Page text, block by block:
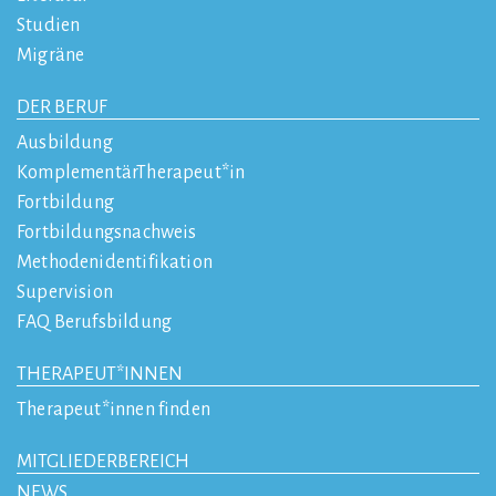
Studien
Migräne
DER BERUF
Ausbildung
KomplementärTherapeut*in
Fortbildung
Fortbildungsnachweis
Methodenidentifikation
Supervision
FAQ Berufsbildung
THERAPEUT*INNEN
Therapeut*innen finden
MITGLIEDERBEREICH